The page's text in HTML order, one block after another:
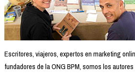
Escritores, viajeros, expertos en marketing
fundadores de la ONG BPM, somos los